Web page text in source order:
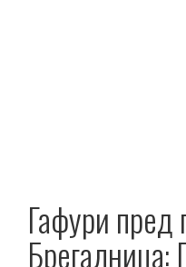
Гафури пред
Брегалница: